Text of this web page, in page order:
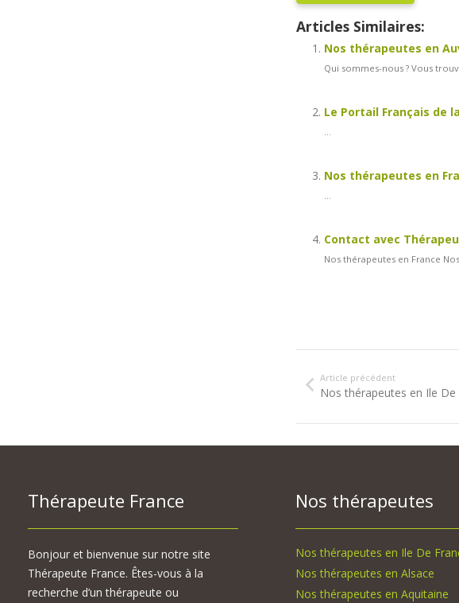
Articles Similaires:
Nos thérapeutes en
Qui sommes-nous ? Vous
Le Portail Français de
Nos thérapeutes en
Contact avec
Nos thérapeutes en France
Article précédent
Nos thérapeutes en Ile De
Thérapeute France
Bonjour et bienvenue sur notre site
Thérapeute France. Êtes-vous à la
recherche d’un thérapeute ou
Nos thérapeutes
Nos thérapeutes en Ile De
Nos thérapeutes en Alsace
Nos thérapeutes en Aquitaine